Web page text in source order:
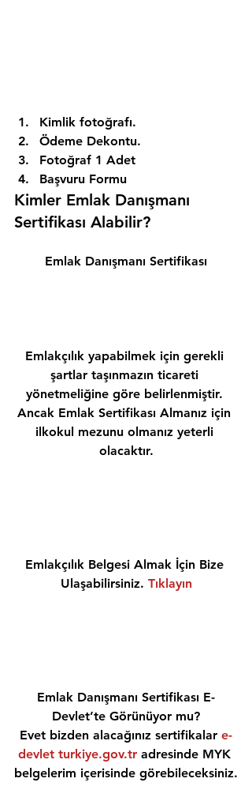
Kimlik fotoğrafı.
Ödeme Dekontu.
Fotoğraf 1 Adet
Başvuru Formu
Kimler Emlak Danışmanı
Sertifikası Alabilir?
Emlak Danışmanı Sertifikası
Emlakçılık yapabilmek için gerekli
şartlar taşınmazın ticareti
yönetmeliğine göre belirlenmiştir.
Ancak Emlak Sertifikası Almanız için
ilkokul mezunu olmanız yeterli
olacaktır.
Emlakçılık Belgesi Almak İçin Bize
Ulaşabilirsiniz. Tıklayın
Emlak Danışmanı Sertifikası E-
Devlet’te Görünüyor mu?
Evet bizden alacağınız sertifikalar e-
devlet turkiye.gov.tr adresinde MYK
belgelerim içerisinde görebileceksiniz.